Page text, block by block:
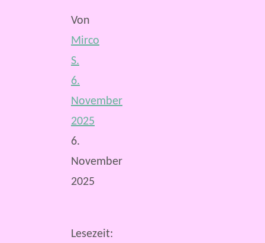
Von
Mirco
S.
6.
November
2025
6.
November
2025
Lesezeit: